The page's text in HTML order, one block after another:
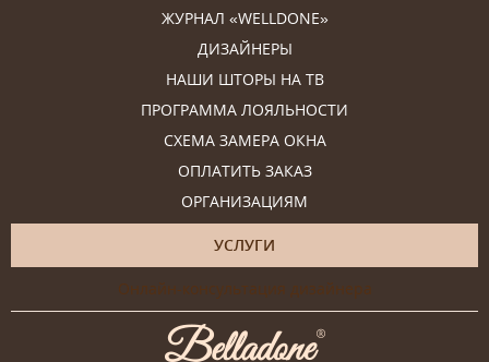
ЖУРНАЛ «WELLDONE»
ДИЗАЙНЕРЫ
НАШИ ШТОРЫ НА ТВ
ПРОГРАММА ЛОЯЛЬНОСТИ
СХЕМА ЗАМЕРА ОКНА
ОПЛАТИТЬ ЗАКАЗ
ОРГАНИЗАЦИЯМ
УСЛУГИ
Онлайн-консультация дизайнера